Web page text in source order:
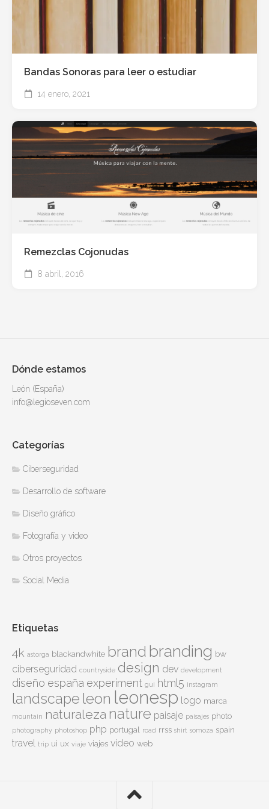
Bandas Sonoras para leer o estudiar
14 enero, 2021
Remezclas Cojonudas
8 abril, 2016
Dónde estamos
León (España)
info@legioseven.com
Categorías
Ciberseguridad
Desarrollo de software
Diseño gráfico
Fotografía y video
Otros proyectos
Social Media
Etiquetas
4k astorga blackandwhite brand branding bw
ciberseguridad countryside design dev development
diseño españa experiment gui html5 instagram
landscape leon leonesp logo marca
mountain naturaleza nature paisaje paisajes photo
photography photoshop php portugal road rrss shirt somoza spain
travel trip ui ux viaje viajes video web